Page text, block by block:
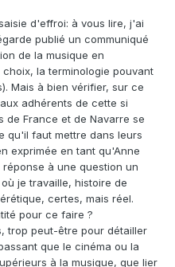
d'effroi: à vous lire, j'ai
publié un communiqué
de la musique en
la terminologie pouvant
Mais à bien vérifier, sur ce
adhérents de cette si
de France et de Navarre se
qu'il faut mettre dans leurs
exprimée en tant qu'Anne
à une question un
je travaille, histoire de
certes, mais réel.
pour ce faire ?
trop peut-être pour détailler
que le cinéma ou la
à la musique, que lier